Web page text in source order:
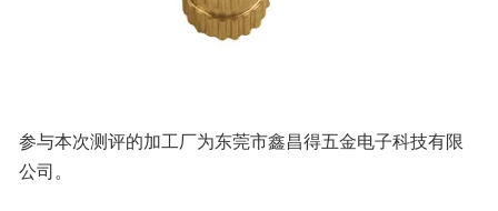
参与本次测评的加工厂为东莞市鑫昌得五金电子科技有限
公司。